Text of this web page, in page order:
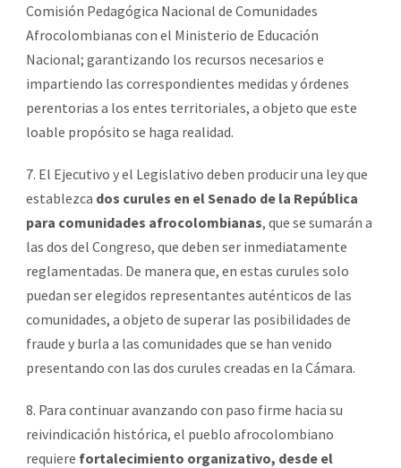
Comisión Pedagógica Nacional de Comunidades
Afrocolombianas con el Ministerio de Educación
Nacional; garantizando los recursos necesarios e
impartiendo las correspondientes medidas y órdenes
perentorias a los entes territoriales, a objeto que este
loable propósito se haga realidad.
7. El Ejecutivo y el Legislativo deben producir una ley que
establezca dos curules en el Senado de la República
para comunidades afrocolombianas, que se sumarán a
las dos del Congreso, que deben ser inmediatamente
reglamentadas. De manera que, en estas curules solo
puedan ser elegidos representantes auténticos de las
comunidades, a objeto de superar las posibilidades de
fraude y burla a las comunidades que se han venido
presentando con las dos curules creadas en la Cámara.
8. Para continuar avanzando con paso firme hacia su
reivindicación histórica, el pueblo afrocolombiano
requiere fortalecimiento organizativo, desde el